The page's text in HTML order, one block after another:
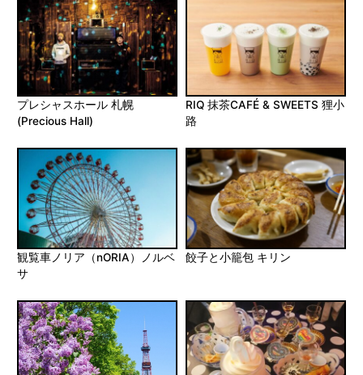
プレシャスホール 札幌
(Precious Hall)
RIQ 抹茶CAFÉ & SWEETS 狸小
路
観覧車ノリア（nORIA）ノルベ
サ
餃子と小籠包 キリン